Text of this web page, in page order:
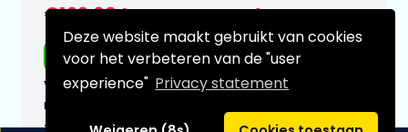
Deze website maakt gebruikt van cookies
voor het verbeteren van de "user
experience" Privacy statement
€199,00
Gratis verzending
Verwachtte leverdatum:
n.v.t.